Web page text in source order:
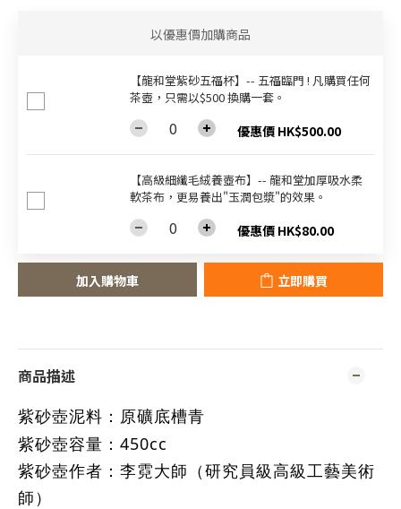
以優惠價加購商品
【龍和堂紫砂五福杯‬】-- 五福臨門 ! 凡購買任何
茶壺，只需以$500 換購一套。
優惠價 HK$500.00
【高級細纖毛絨養壺布】-- 龍和堂加厚吸水柔
軟茶布，更易養出"玉潤包漿"的效果。
優惠價 HK$80.00
加入購物車 立即購買
商品描述
紫砂壺泥料 ： 原礦底槽青
紫砂壺容量 ： 450cc
紫砂壺作者 ： 李霓大師 （研究員級高級工藝美術
師 ）